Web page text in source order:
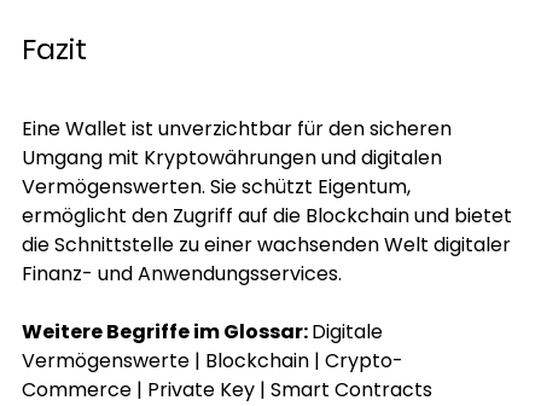
Fazit
Eine Wallet ist unverzichtbar für den sicheren
Umgang mit Kryptowährungen und digitalen
Vermögenswerten. Sie schützt Eigentum,
ermöglicht den Zugriff auf die Blockchain und bietet
die Schnittstelle zu einer wachsenden Welt digitaler
Finanz- und Anwendungsservices.
Weitere Begriffe im Glossar: Digitale
Vermögenswerte | Blockchain | Crypto-
Commerce | Private Key | Smart Contracts